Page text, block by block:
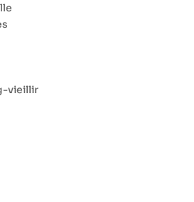
vieillir